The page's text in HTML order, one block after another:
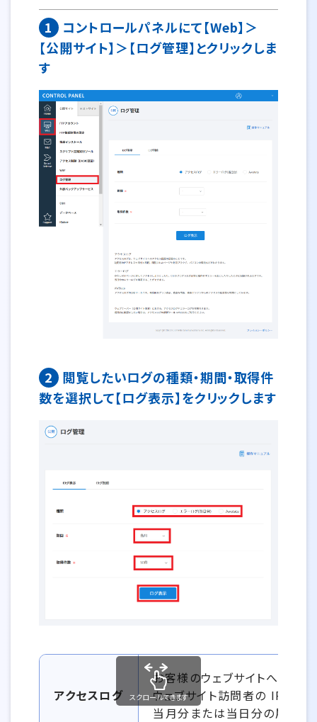
1
コントロールパネルにて【Web】＞
【公開サイト】＞【ログ管理】とクリックしま
す
2
閲覧したいログの種類・期間・取得件
数を選択して【ログ表示】をクリックします
ログ管理画面の情報一覧
アクセスログ
お客様のウェブサイトへのア
ウェブサイト訪問者の IP アド
当月分または当日分の履歴か
スクロールできます